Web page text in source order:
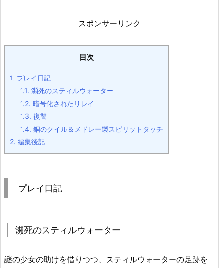
スポンサーリンク
目次
1. プレイ日記
1.1. 瀕死のスティルウォーター
1.2. 暗号化されたリレイ
1.3. 復讐
1.4. 銅のクイル＆メドレー製スピリットタッチ
2. 編集後記
プレイ日記
瀕死のスティルウォーター
謎の少女の助けを借りつつ、スティルウォーターの足跡を